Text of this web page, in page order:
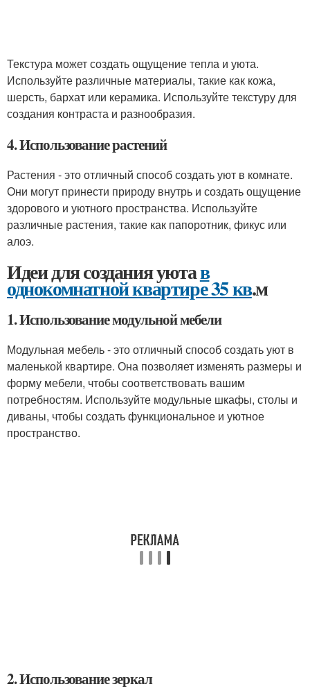
Текстура может создать ощущение тепла и уюта.
Используйте различные материалы, такие как кожа,
шерсть, бархат или керамика. Используйте текстуру для
создания контраста и разнообразия.
4. Использование растений
Растения - это отличный способ создать уют в комнате.
Они могут принести природу внутрь и создать ощущение
здорового и уютного пространства. Используйте
различные растения, такие как папоротник, фикус или
алоэ.
Идеи для создания уютав
однокомнатной квартире 35 кв.м
1. Использование модульной мебели
Модульная мебель - это отличный способ создать уют в
маленькой квартире. Она позволяет изменять размеры и
форму мебели, чтобы соответствовать вашим
потребностям. Используйте модульные шкафы, столы и
диваны, чтобы создать функциональное и уютное
пространство.
2. Использование зеркал